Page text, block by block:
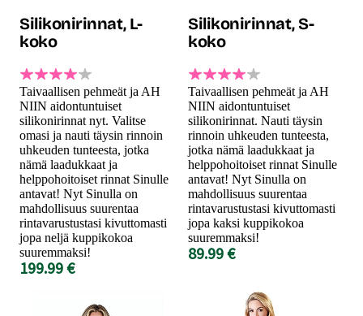
Silikonirinnat, L-
koko
Taivaallisen pehmeät ja AH
NIIN aidontuntuiset
silikonirinnat nyt. Valitse
omasi ja nauti täysin rinnoin
uhkeuden tunteesta, jotka
nämä laadukkaat ja
helppohoitoiset rinnat Sinulle
antavat! Nyt Sinulla on
mahdollisuus suurentaa
rintavarustustasi kivuttomasti
jopa neljä kuppikokoa
suuremmaksi!
199.99 €
Silikonirinnat, S-
koko
Taivaallisen pehmeät ja AH
NIIN aidontuntuiset
silikonirinnat. Nauti täysin
rinnoin uhkeuden tunteesta,
jotka nämä laadukkaat ja
helppohoitoiset rinnat Sinulle
antavat! Nyt Sinulla on
mahdollisuus suurentaa
rintavarustustasi kivuttomasti
jopa kaksi kuppikokoa
suuremmaksi!
89.99 €